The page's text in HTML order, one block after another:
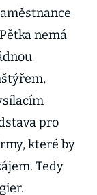
nemá
pro
které by
Tedy